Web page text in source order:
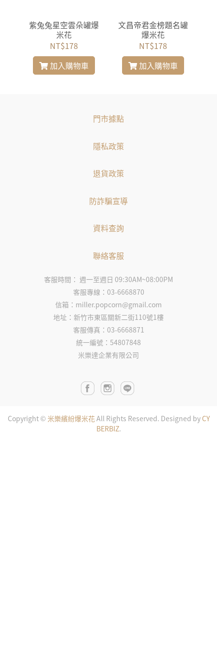
紫兔兔星空雲朵罐爆
米花
NT$178
加入購物車
文昌帝君金榜題名罐
爆米花
NT$178
加入購物車
門市據點
隱私政策
退貨政策
防詐騙宣導
資料查詢
聯絡客服
客服時間： 週一至週日 09:30AM~08:00PM
客服專線：03-6668870
信箱：miller.popcorn@gmail.com
地址：新竹市東區關新二街110號1樓
客服傳真：03-6668871
統一編號：54807848
米樂達企業有限公司
Copyright © 米樂繽紛爆米花All Rights Reserved. Designed byCY
BERBIZ.